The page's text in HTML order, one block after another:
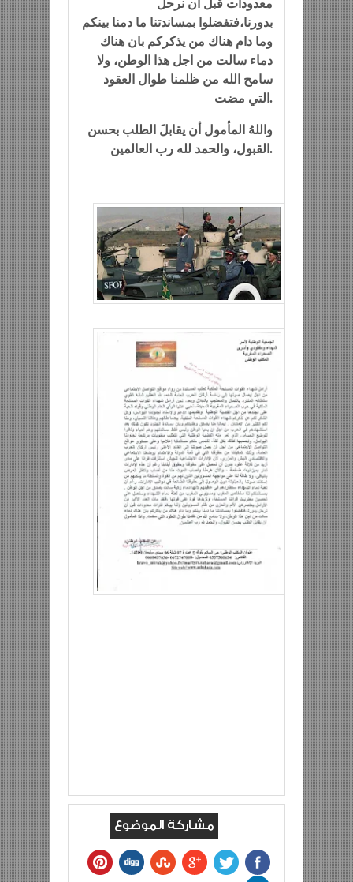
معدودات قبل أن نرحل
بدورنا،فتفضلوا بمساندتنا ما دمنا بينكم
وما دام هناك من يذكركم بان هناك
دماء سالت من اجل هذا الوطن، ولا
سامح الله من ظلمنا طوال العقود
التي مضت.
واللهُ المأمول أن يقابلَ الطلب بحسن
القبول، والحمد لله رب العالمين.
مشاركة الموضوع